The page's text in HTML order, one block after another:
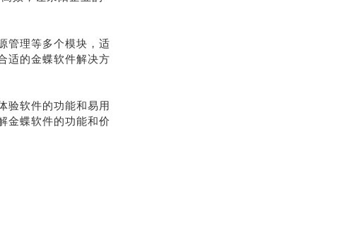
管理等多个模块，适
适的金蝶软件解决方
验软件的功能和易用
金蝶软件的功能和价